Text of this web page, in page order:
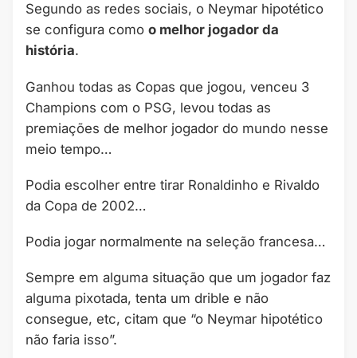
Segundo as redes sociais, o Neymar hipotético
se configura como o melhor jogador da
história.
Ganhou todas as Copas que jogou, venceu 3
Champions com o PSG, levou todas as
premiações de melhor jogador do mundo nesse
meio tempo…
Podia escolher entre tirar Ronaldinho e Rivaldo
da Copa de 2002…
Podia jogar normalmente na seleção francesa…
Sempre em alguma situação que um jogador faz
alguma pixotada, tenta um drible e não
consegue, etc, citam que “o Neymar hipotético
não faria isso”.